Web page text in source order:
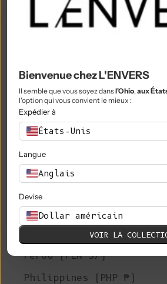
Nigeria (NGN ₦)
Niue (NZD $)
Macédoine du Nord (MKD
Norvège (EUR €)
Oman (EUR €)
Pakistan (PKR ₨)
Territoires
Papouasie-Nouvelle-
Paraguay (PYG ₲)
Pérou (PEN S/)
Philippines (PHP ₱)
Bienvenue chez L'ENVERS
Il semble que vous soyez dansl'Ohio, aux
l'option qui vous convient le mieux :
Expédier à
États-Unis
Langue
Anglais
Devise
Dollar américain
VOIR LA